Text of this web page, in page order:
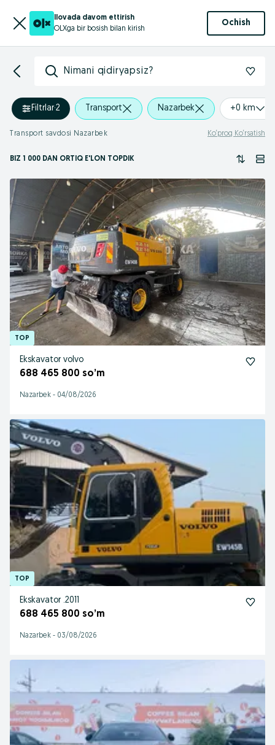
Ilovada davom ettirish
OLXga bir bosish bilan kirish
Ochish
Nimani qidiryapsiz?
Filtrlar·2 Transport Nazarbek +0 km
Transport savdosi Nazarbek Ko‘proq Ko‘rsatish
BIZ 1 000 DAN ORTIQ E'LON TOPDIK
Ekskavator volvo
688 465 800 so’m
Nazarbek - 04/08/2026
Ekskavator .2011
688 465 800 so’m
Nazarbek - 03/08/2026